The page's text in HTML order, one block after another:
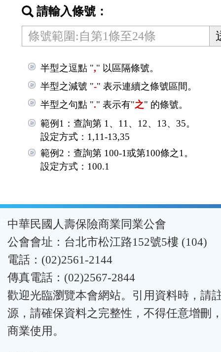
區
請輸入條號：
半型之逗點 "," 以區隔條號。
半型之減號 "-" 表示連續之條號區間。
半型之句點 "." 表示有"之" 的條號。
範例1：查詢第 1、11、12、13、35。
設定方式：1,11-13,35
範例2：查詢第 100-1或第100條之1。
設定方式：100.1
:::中華民國人壽保險商業同業公會
公會會址：台北市松江路152號5樓 (104)
電話：(02)2561-2144
傳真電話：(02)2567-2844
歡迎光臨瀏覽本會網站。引用資料時，請
源，請確保資料之完整性，不得任意增刪
商業使用。